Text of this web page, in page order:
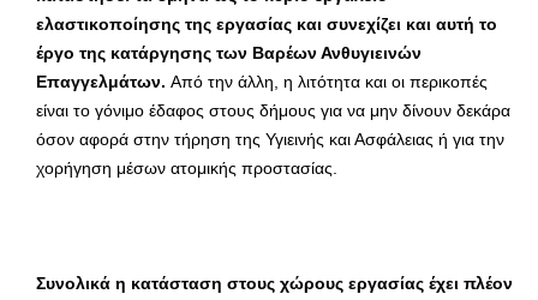
ελαστικοποίησης της εργασίας και συνεχίζει και αυτή το
έργο της κατάργησης των Βαρέων Ανθυγιεινών
Επαγγελμάτων. Από την άλλη, η λιτότητα και οι περικοπές
είναι το γόνιμο έδαφος στους δήμους για να μην δίνουν δεκάρα
όσον αφορά στην τήρηση της Υγιεινής και Ασφάλειας ή για την
χορήγηση μέσων ατομικής προστασίας.
Συνολικά η κατάσταση στους χώρους εργασίας έχει πλέον